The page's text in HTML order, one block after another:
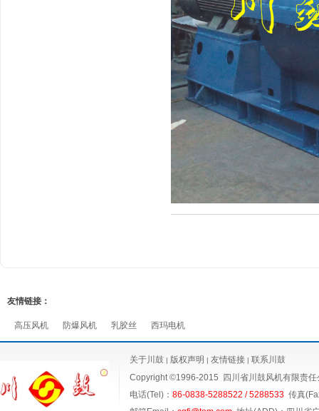
友情链接：
高压风机 防爆风机 乳胶丝 西玛电机
关于川鼓 | 版权声明 | 友情链接 | 联系川鼓
Copyright ©1996-2015
四川省川鼓风机有限责
电话(Tel)： 86-0838-5288522 / 5288533 传真